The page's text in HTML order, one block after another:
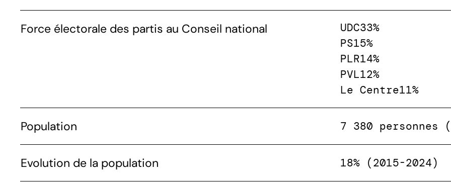
Force électorale des partis au Conseil national UDC33%
PS15%
PLR14%
PVL12%
Le Centre11%
Population 7 380 personnes
Evolution de la population 18% (2015-2024)